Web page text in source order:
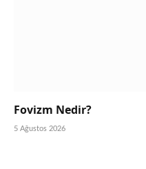
Fovizm Nedir?
5 Ağustos 2026